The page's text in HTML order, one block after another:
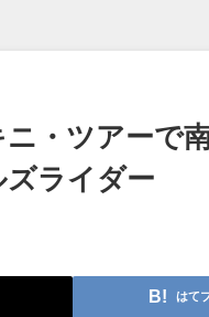
ニ・ツアーで
ライダー
はて